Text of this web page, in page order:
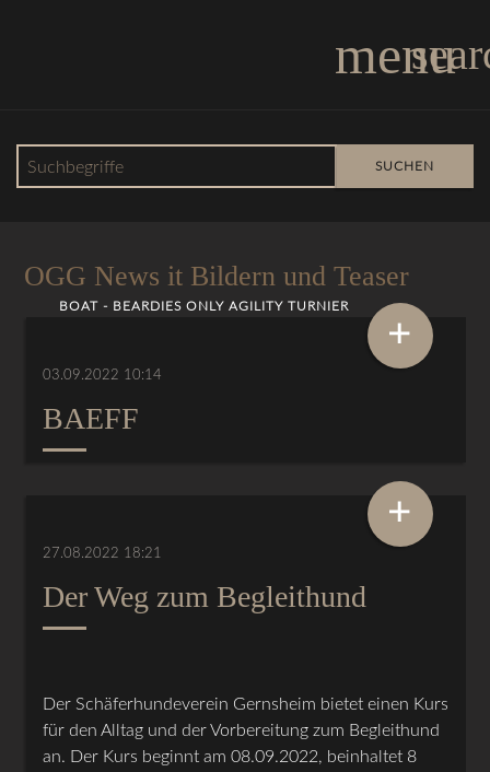
menu
Suchbegriffe SUCHEN
OGG News
OGG News it Bildern und Teaser
BOAT - BEARDIES ONLY AGILITY TURNIER
03.09.2022 10:14
BAEFF
+
27.08.2022 18:21
Der Weg zum Begleithund
Der Schäferhundeverein Gernsheim bietet einen Kurs
für den Alltag und der Vorbereitung zum Begleithund
an. Der Kurs beginnt am 08.09.2022, beinhaltet 8
+